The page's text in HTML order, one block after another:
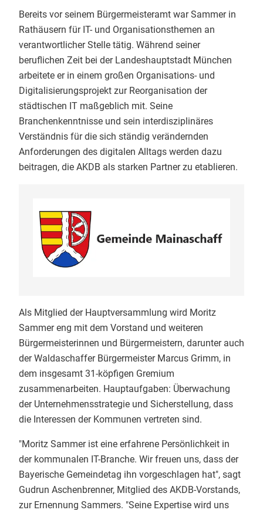
Bereits vor seinem Bürgermeisteramt war Sammer in
Rathäusern für IT- und Organisationsthemen an
verantwortlicher Stelle tätig. Während seiner
beruflichen Zeit bei der Landeshauptstadt München
arbeitete er in einem großen Organisations- und
Digitalisierungsprojekt zur Reorganisation der
städtischen IT maßgeblich mit. Seine
Branchenkenntnisse und sein interdisziplinäres
Verständnis für die sich ständig verändernden
Anforderungen des digitalen Alltags werden dazu
beitragen, die AKDB als starken Partner zu etablieren.
Als Mitglied der Hauptversammlung wird Moritz
Sammer eng mit dem Vorstand und weiteren
Bürgermeisterinnen und Bürgermeistern, darunter auch
der Waldaschaffer Bürgermeister Marcus Grimm, in
dem insgesamt 31-köpfigen Gremium
zusammenarbeiten. Hauptaufgaben: Überwachung
der Unternehmensstrategie und Sicherstellung, dass
die Interessen der Kommunen vertreten sind.
"Moritz Sammer ist eine erfahrene Persönlichkeit in
der kommunalen IT-Branche. Wir freuen uns, dass der
Bayerische Gemeindetag ihn vorgeschlagen hat", sagt
Gudrun Aschenbrenner, Mitglied des AKDB-Vorstands,
zur Ernennung Sammers. "Seine Expertise wird uns